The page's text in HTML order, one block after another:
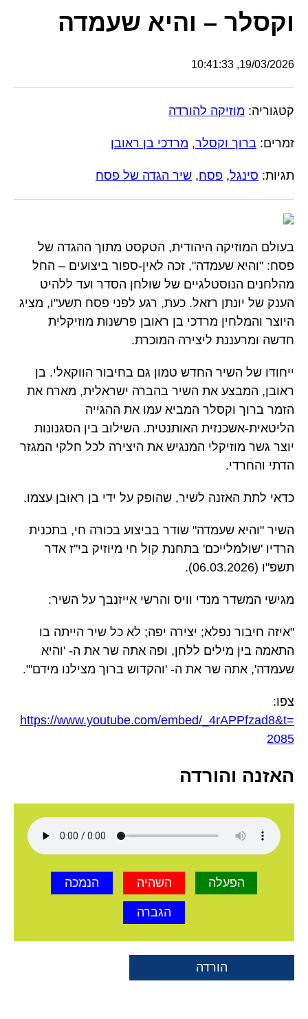
וקסלר – והיא שעמדה
19/03/2026, 10:41:33
קטגוריה: מוזיקה להורדה
זמרים: ברוך וקסלר, מרדכי בן ראובן
תגיות: סינגל, פסח, שיר הגדה של פסח
בעולם המוזיקה היהודית, הטקסט מתוך ההגדה של
פסח: "והיא שעמדה", זכה לאין-ספור ביצועים – החל
מהלחנים הנוסטלגיים של שולחן הסדר ועד ללהיט
הענק של יונתן רזאל. כעת, רגע לפני פסח תשע"ו, מציג
היוצר והמלחין מרדכי בן ראובן פרשנות מוזיקלית
חדשה ומרעננת ליצירה המוכרת.
ייחודו של השיר החדש טמון גם בחיבור הווקאלי. בן
ראובן, המבצע את השיר בהברה ישראלית, מארח את
הזמר ברוך וקסלר המביא עמו את ההגייה
הליטאית-אשכנזית האותנטית. השילוב בין הסגנונות
יוצר גשר מוזיקלי המנגיש את היצירה לכל חלקי המגזר
הדתי והחרדי.
כדאי לתת האזנה לשיר, שהופק על ידי בן ראובן עצמו.
השיר "והיא שעמדה" שודר בביצוע בכורה חי, בתכנית
הרדיו 'שולמלייכם' בתחנת קול חי מיוזיק בי"ז אדר
תשפ"ו (06.03.2026).
מגישי המשדר מנדי וויס והרשי אייזנבך על השיר:
"איזה חיבור נפלא; יצירה יפה; לא כל שיר הייתה בו
התאמה בין מילים ללחן, ופה אתה שר את ה- 'והיא
שעמדה', אתה שר את ה- 'והקדוש ברוך מצילנו מידם'".
צפו:
https://www.youtube.com/embed/_4rAPPfzad8&t=
2085
האזנה והורדה
הפעלה השהיה הנמכה
הגברה
הורדה